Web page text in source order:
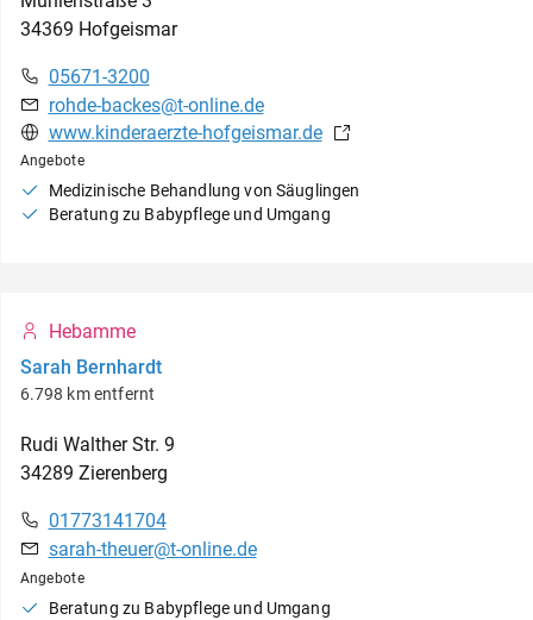
34369 Hofgeismar
05671-3200
rohde-backes@t-online.de
www.kinderaerzte-hofgeismar.de
Angebote
Medizinische Behandlung von Säuglingen
Beratung zu Babypflege und Umgang
Hebamme
Sarah Bernhardt
6.798 km entfernt
Rudi Walther Str. 9
34289 Zierenberg
01773141704
sarah-theuer@t-online.de
Angebote
Beratung zu Babypflege und Umgang